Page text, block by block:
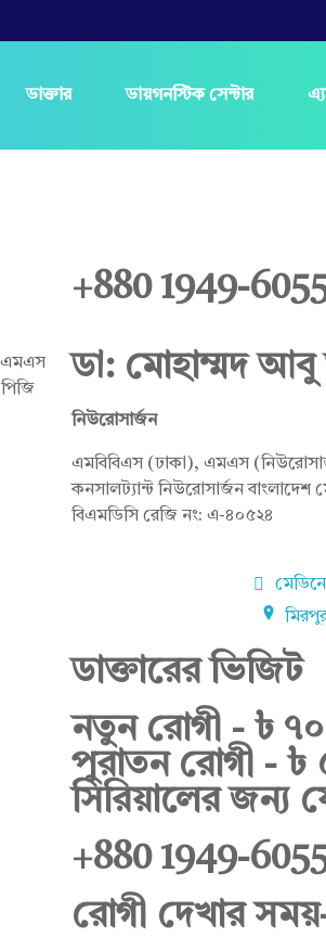
ডাক্তার ডায়গনস্টিক সেন্টার
+880 1949-
ডা: মোহাম্মদ আবু
নিউরোসার্জন
এমবিবিএস (ঢাকা), এমএস
কনসালট্যান্ট নিউরোসার্জন বাংলাদেশ
বিএমডিসি রেজি নং: এ-৪০৫২৪
ডাক্তারের ভিজিট
নতুন রোগী - ৳
পুরাতন রোগী - ৳
সিরিয়ালের
+880 1949-
রোগী দেখার